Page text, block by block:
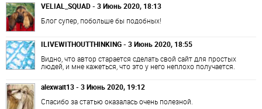
VELIAL_SQUAD - 3 Июнь 2020, 18:13
Блог супер, побольше бы подобных!
ILIVEWITHOUTTHINKING - 3 Июнь 2020, 18:55
Видно, что автор старается сделать свой сайт для простых
людей, и мне кажеться, что это у него неплохо получается.
alexwait13 - 3 Июнь 2020, 19:12
Спасибо за статью оказалась очень полезной.